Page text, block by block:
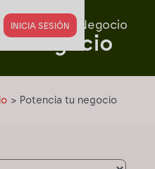
INICIA SESIÓN
Gestión de Negocio
negocio
> Potencia tu negocio